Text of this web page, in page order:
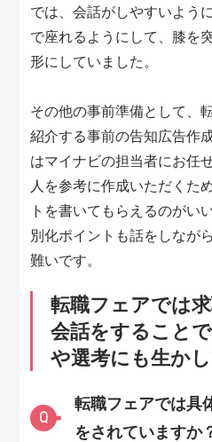
では、会話がしやすいよう
で座れるようにして、膝を
形にしていました。
その他の事前準備として、
紹介する事前の告知広告作
はマイナビの担当者にお任
人を参考に作成いただくた
トを書いてもらえるのがい
別化ポイントも話をしなが
難いです。
転職フェアでは
会話をすること
や選考にも生かし
Q
転職フェアでは具
をされていますか